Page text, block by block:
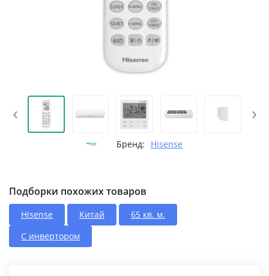
‹ ›
Бренд: Hisense
Подборки похожих товаров
Hisense Китай
65 кв. м.
С инвертором